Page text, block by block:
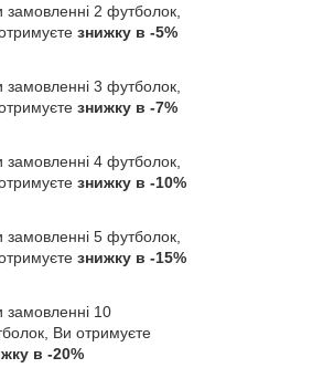
замовленні 2 футболок,
знижку в -5%
замовленні 3 футболок,
знижку в -7%
замовленні 4 футболок,
знижку в -10%
замовленні 5 футболок,
знижку в -15%
замовленні 10
Ви отримуєте
в -20%